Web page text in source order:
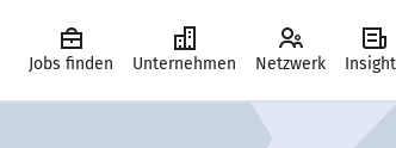
Jobs finden Unternehmen Netzwerk